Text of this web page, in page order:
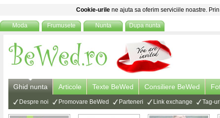
Cookie-urile ne ajuta sa oferim serviciile noastre.
Moda Frumusete Nunta Dupa nunta
Ghid nunta Articole Texte BeWed Consiliere BeWed
Despre noi Promovare BeWed Parteneri Link exchange Tag-